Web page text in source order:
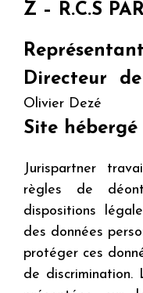
Z – R.C.S
Directeur
Olivier Dezé
Site
Jurispartner
règles de
dispositions
des données
protéger ces
de discrimination.